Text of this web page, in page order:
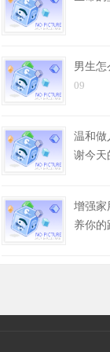
男生怎
09
温和做
谢今天
增强家
养你的